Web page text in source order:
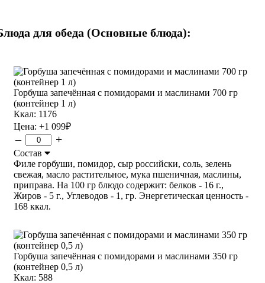
для обеда (Основные блюда):
Горбуша запечённая с помидорами и маслинами 700 гр
(контейнер 1 л)
Ккал: 1176
Цена: +1 099₽
– +
Состав
Филе горбуши, помидор, сыр российски, соль, зелень
свежая, масло растительное, мука пшеничная, маслины,
приправа. На 100 гр блюдо содержит: белков - 16 г.,
Жиров - 5 г., Углеводов - 1, гр. Энергетическая ценность -
168 ккал.
Горбуша запечённая с помидорами и маслинами 350 гр
(контейнер 0,5 л)
Ккал: 588